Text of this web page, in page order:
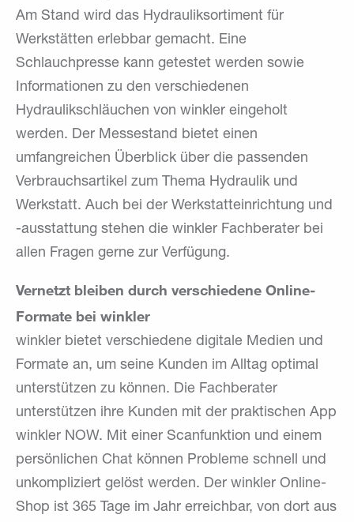
Am Stand wird das Hydrauliksortiment für
Werkstätten erlebbar gemacht. Eine
Schlauchpresse kann getestet werden sowie
Informationen zu den verschiedenen
Hydraulikschläuchen von winkler eingeholt
werden. Der Messestand bietet einen
umfangreichen Überblick über die passenden
Verbrauchsartikel zum Thema Hydraulik und
Werkstatt. Auch bei der Werkstatteinrichtung und
-ausstattung stehen die winkler Fachberater bei
allen Fragen gerne zur Verfügung.
Vernetzt bleiben durch verschiedene Online-
Formate bei winkler
winkler bietet verschiedene digitale Medien und
Formate an, um seine Kunden im Alltag optimal
unterstützen zu können. Die Fachberater
unterstützen ihre Kunden mit der praktischen App
winkler NOW. Mit einer Scanfunktion und einem
persönlichen Chat können Probleme schnell und
unkompliziert gelöst werden. Der winkler Online-
Shop ist 365 Tage im Jahr erreichbar, von dort aus